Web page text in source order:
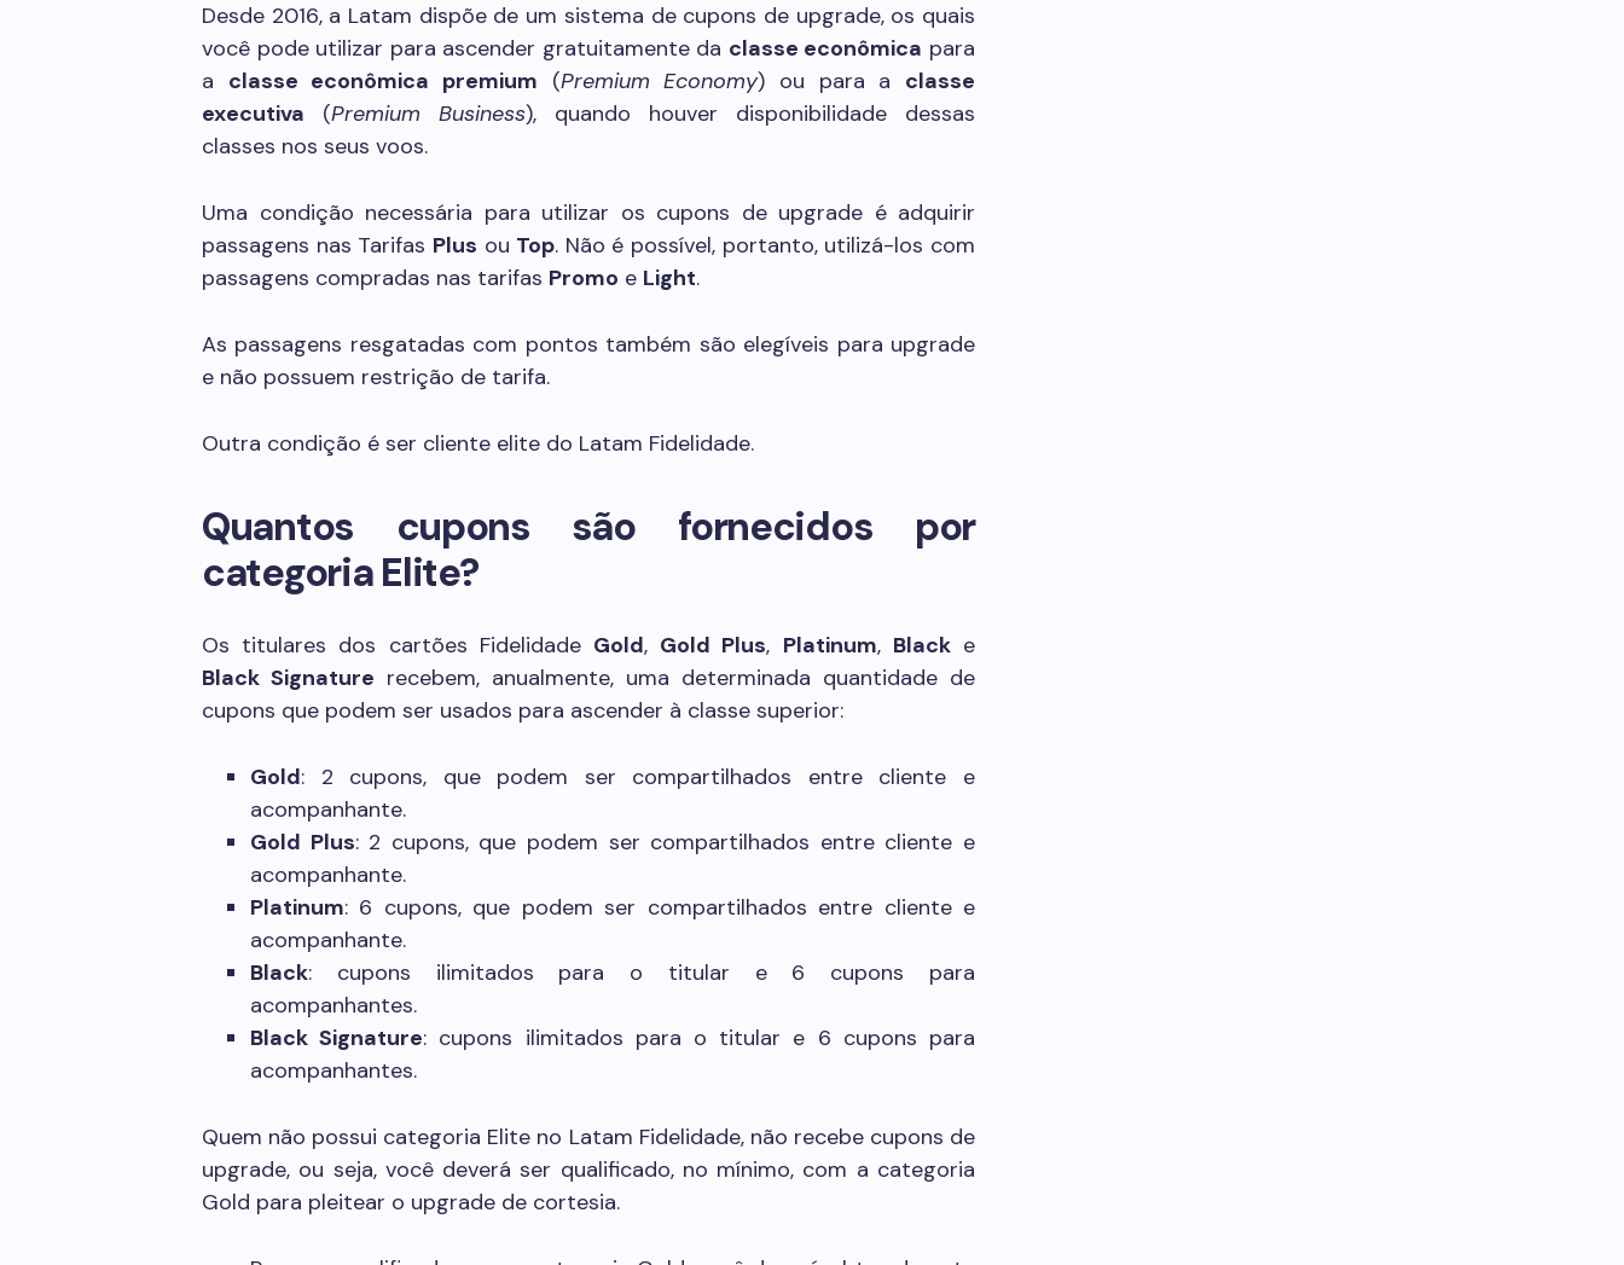
Desde 2016, a Latam dispõe de um sistema de cupons de upgrade, os quais
você pode utilizar para ascender gratuitamente da classe econômica para
a classe econômica premium (Premium Economy) ou para a classe
executiva (Premium Business), quando houver disponibilidade dessas
classes nos seus voos.
Uma condição necessária para utilizar os cupons de upgrade é adquirir
passagens nas Tarifas Plus ou Top. Não é possível, portanto, utilizá-los com
passagens compradas nas tarifas Promo e Light.
As passagens resgatadas com pontos também são elegíveis para upgrade
e não possuem restrição de tarifa.
Outra condição é ser cliente elite do Latam Fidelidade.
Quantos cupons são fornecidos por
categoria Elite?
Os titulares dos cartões Fidelidade Gold, Gold Plus, Platinum, Blacke
Black Signature recebem, anualmente, uma determinada quantidade de
cupons que podem ser usados para ascender à classe superior:
Gold: 2 cupons, que podem ser compartilhados entre cliente e
acompanhante.
Gold Plus: 2 cupons, que podem ser compartilhados entre cliente e
acompanhante.
Platinum: 6 cupons, que podem ser compartilhados entre cliente e
acompanhante.
Black: cupons ilimitados para o titular e 6 cupons para
acompanhantes.
Black Signature: cupons ilimitados para o titular e 6 cupons para
acompanhantes.
Quem não possui categoria Elite no Latam Fidelidade, não recebe cupons de
upgrade, ou seja, você deverá ser qualificado, no mínimo, com a categoria
Gold para pleitear o upgrade de cortesia.